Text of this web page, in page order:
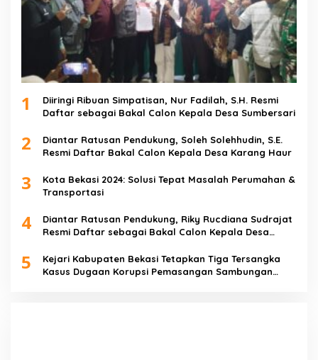
1
Diiringi Ribuan Simpatisan, Nur Fadilah, S.H. Resmi
Daftar sebagai Bakal Calon Kepala Desa Sumbersari
2
Diantar Ratusan Pendukung, Soleh Solehhudin, S.E.
Resmi Daftar Bakal Calon Kepala Desa Karang Haur
3
Kota Bekasi 2024: Solusi Tepat Masalah Perumahan &
Transportasi
4
Diantar Ratusan Pendukung, Riky Rucdiana Sudrajat
Resmi Daftar sebagai Bakal Calon Kepala Desa
5
Kejari Kabupaten Bekasi Tetapkan Tiga Tersangka
Kasus Dugaan Korupsi Pemasangan Sambungan